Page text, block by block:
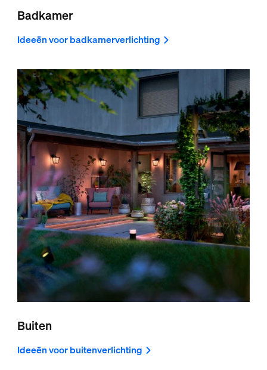
Badkamer
Ideeën voor badkamerverlichting
Buiten
Ideeën voor buitenverlichting